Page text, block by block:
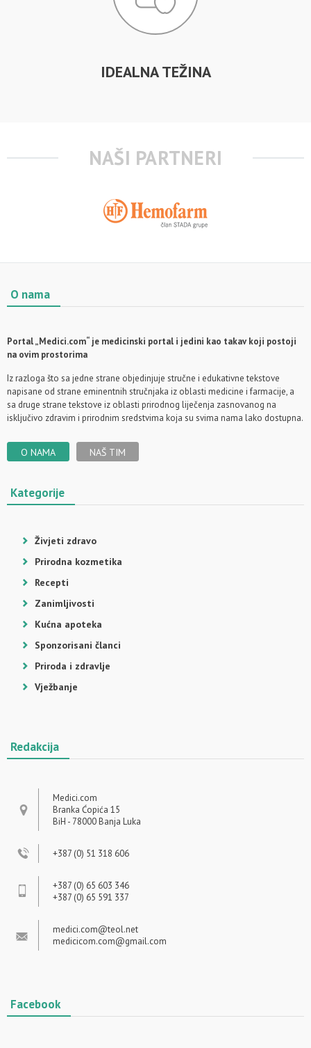
IDEALNA TEŽINA
NAŠI PARTNERI
O nama
Portal „Medici.com“ je medicinski portal i jedini kao takav koji postoji
na ovim prostorima
Iz razloga što sa jedne strane objedinjuje stručne i edukativne tekstove
napisane od strane eminentnih stručnjaka iz oblasti medicine i farmacije, a
sa druge strane tekstove iz oblasti prirodnog liječenja zasnovanog na
isključivo zdravim i prirodnim sredstvima koja su svima nama lako dostupna.
O NAMA NAŠ TIM
Kategorije
Živjeti zdravo
Prirodna kozmetika
Recepti
Zanimljivosti
Kućna apoteka
Sponzorisani članci
Priroda i zdravlje
Vježbanje
Redakcija
Medici.com
Branka Ćopića 15
BiH - 78000 Banja Luka
+387 (0) 51 318 606
+387 (0) 65 603 346
+387 (0) 65 591 337
medici.com@teol.net
medicicom.com@gmail.com
Facebook